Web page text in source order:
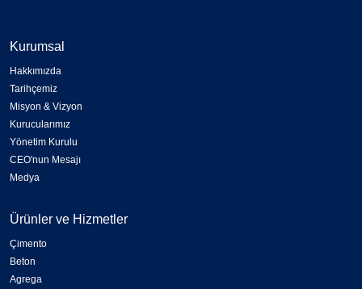
Kurumsal
Hakkımızda
Tarihçemiz
Misyon & Vizyon
Kurucularımız
Yönetim Kurulu
CEO'nun Mesajı
Medya
Ürünler ve Hizmetler
Çimento
Beton
Agrega